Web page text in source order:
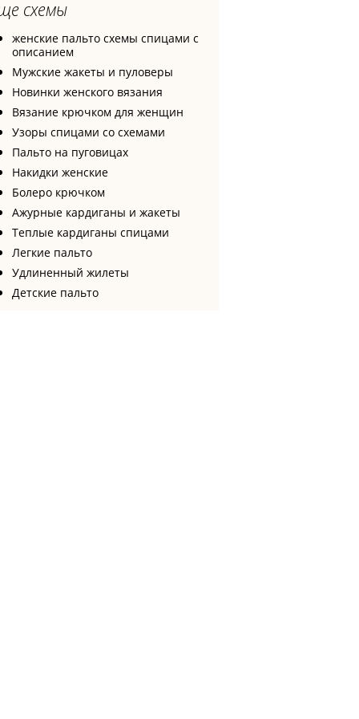
схемы
женские пальто схемы спицами с
описанием
Мужские жакеты и пуловеры
Новинки женского вязания
Вязание крючком для женщин
Узоры спицами со схемами
Пальто на пуговицах
Накидки женские
Болеро крючком
Ажурные кардиганы и жакеты
Теплые кардиганы спицами
Легкие пальто
Удлиненный жилеты
Детские пальто